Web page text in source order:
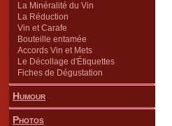
La Minéralité du Vin
La Réduction
Vin et Carafe
Bouteille entamée
Accords Vin et Mets
Le Décollage d'Étiquettes
Fiches de Dégustation
Humour
Photos